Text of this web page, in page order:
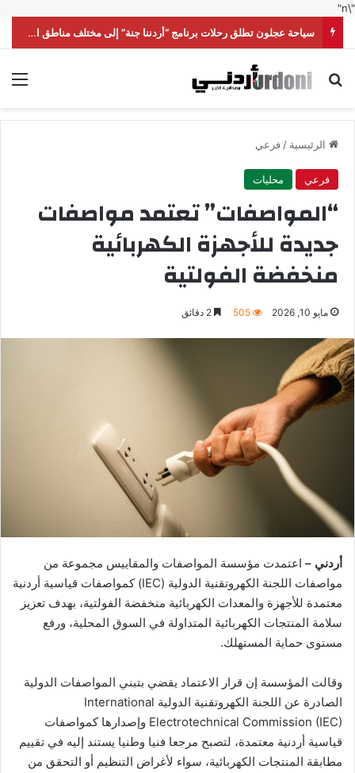
"\n"
سياحة عجلون تطلق رحلات برنامج “أردننا جنة” إلى مختلف مناطق المملكة
بحث عن
الرئيسية /فرعي
فرعي محليات
“المواصفات” تعتمد مواصفات
جديدة للأجهزة الكهربائية
منخفضة الفولتية
مايو 10, 2026 505
أردني – اعتمدت مؤسسة المواصفات والمقاييس مجموعة من
مواصفات اللجنة الكهروتقنية الدولية (IEC) كمواصفات قياسية أردنية
معتمدة للأجهزة والمعدات الكهربائية منخفضة الفولتية، بهدف تعزيز
سلامة المنتجات الكهربائية المتداولة في السوق المحلية، ورفع
مستوى حماية المستهلك.
وقالت المؤسسة إن قرار الاعتماد يقضي بتبني المواصفات الدولية
الصادرة عن اللجنة الكهروتقنية الدولية International
Electrotechnical Commission (IEC) وإصدارها كمواصفات
قياسية أردنية معتمدة، لتصبح مرجعا فنيا وطنيا يستند إليه في تقييم
مطابقة المنتجات الكهربائية، سواء لأغراض التنظيم أو التحقق من